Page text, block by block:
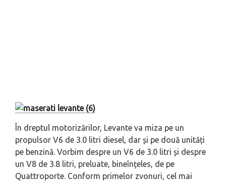
În dreptul motorizărilor, Levante va miza pe un
propulsor V6 de 3.0 litri diesel, dar și pe două unități
pe benzină. Vorbim despre un V6 de 3.0 litri și despre
un V8 de 3.8 litri, preluate, bineînțeles, de pe
Quattroporte. Conform primelor zvonuri, cel mai